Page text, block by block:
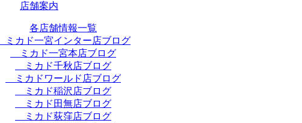
店舗案内
各店舗情報一覧
ミカド一宮インター店ブログ
ミカド一宮本店ブログ
ミカド千秋店ブログ
ミカドワールド店ブログ
ミカド稲沢店ブログ
ミカド田無店ブログ
ミカド荻窪店ブログ